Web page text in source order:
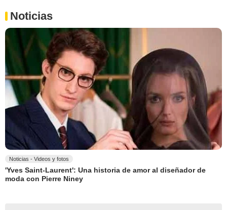
Noticias
Noticias - Videos y fotos
'Yves Saint-Laurent': Una historia de amor al diseñador de
moda con Pierre Niney